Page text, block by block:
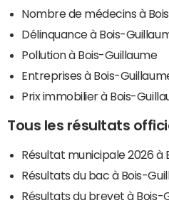
Nombre de médecins à
Délinquance à Bois-
Pollution à Bois-Guillaume
Entreprises à Bois-
Prix immobilier à Bois-
Tous les résultats
Résultat municipale 2026 à
Résultats du bac à Bois-
Résultats du brevet à Bois-